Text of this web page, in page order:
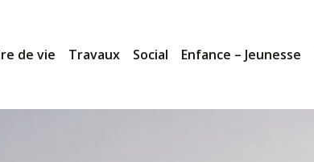
de vie Travaux Social Enfance – Jeunesse